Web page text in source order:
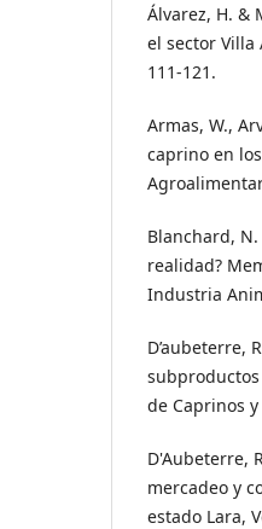
Álvarez, H. &
el sector Villa
111-121.
Armas, W.,
caprino en
Blanchard,
realidad?
Industria
D’aubeterre,
de Caprinos
D'Aubeterre,
mercadeo y
estado Lara,